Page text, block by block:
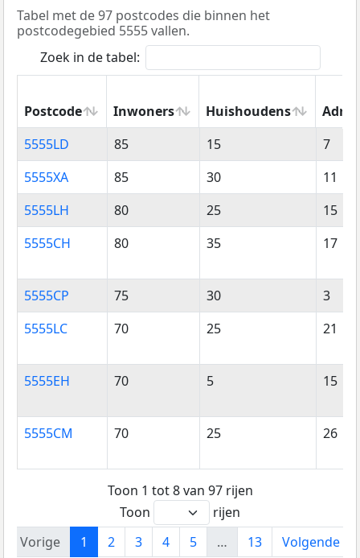
Tabel met de 97 postcodes die binnen het
postcodegebied 5555 vallen.
Zoek in de tabel:
Postcode Inwoners Huishoudens
Postcode
Inwoners Huishoudens
5555LD 85 15
7
5555XA
85 30
11
5555LH
80 25
15
5555CH
80 35 17
5555CP 75 30
3
5555LC
70 25 21
5555EH 70 5 15
5555CM 70 25 26
Toon 1 tot 8 van 97 rijen
Toon
rijen
Vorige
1 2 3 4 5 … 13 Volgende